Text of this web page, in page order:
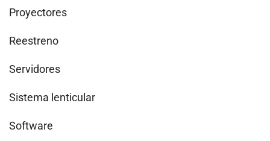
Proyectores
Reestreno
Servidores
Sistema lenticular
Software